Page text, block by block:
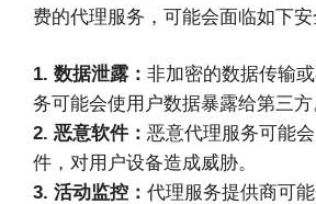
费的代理服务，可能会面临如下安
1. 数据泄露： 非加密的数据传输
务可能会使用户数据暴露给第三方
2. 恶意软件： 恶意代理服务可能
件，对用户设备造成威胁。
3. 活动监控： 代理服务提供商可